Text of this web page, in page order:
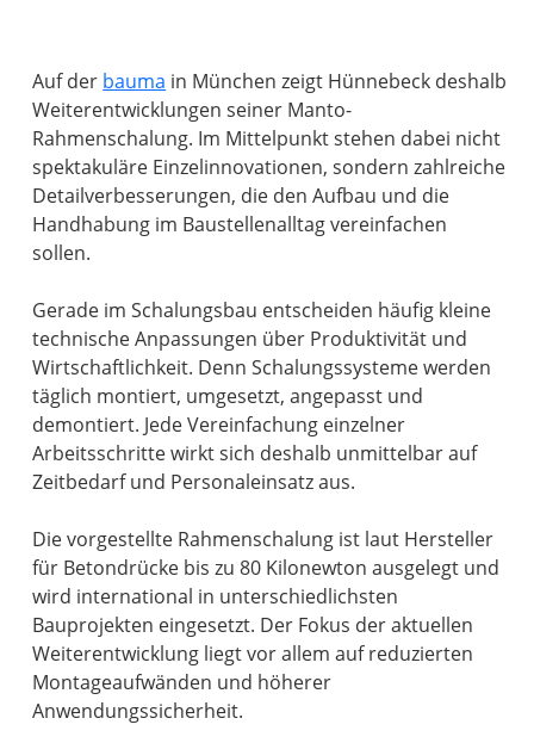
Auf der bauma in München zeigt Hünnebeck deshalb
Weiterentwicklungen seiner Manto-
Rahmenschalung. Im Mittelpunkt stehen dabei nicht
spektakuläre Einzelinnovationen, sondern zahlreiche
Detailverbesserungen, die den Aufbau und die
Handhabung im Baustellenalltag vereinfachen
sollen.
Gerade im Schalungsbau entscheiden häufig kleine
technische Anpassungen über Produktivität und
Wirtschaftlichkeit. Denn Schalungssysteme werden
täglich montiert, umgesetzt, angepasst und
demontiert. Jede Vereinfachung einzelner
Arbeitsschritte wirkt sich deshalb unmittelbar auf
Zeitbedarf und Personaleinsatz aus.
Die vorgestellte Rahmenschalung ist laut Hersteller
für Betondrücke bis zu 80 Kilonewton ausgelegt und
wird international in unterschiedlichsten
Bauprojekten eingesetzt. Der Fokus der aktuellen
Weiterentwicklung liegt vor allem auf reduzierten
Montageaufwänden und höherer
Anwendungssicherheit.